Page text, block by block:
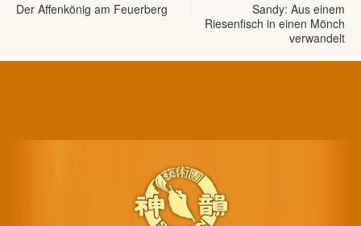
Der Affenkönig am Feuerberg
Sandy: Aus einem
Riesenfisch in einen Mönch
verwandelt